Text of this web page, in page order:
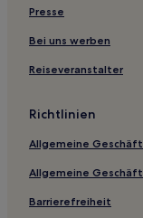
Hotels nahe
Yokoshibahikari
Tako Hotels
Hotels nahe
Mihama: Hotels
Hotels nahe
Presse
Bei uns werben
Reiseveranstalter
Richtlinien
Allgemeine
Allgemeine
Barrierefreiheit